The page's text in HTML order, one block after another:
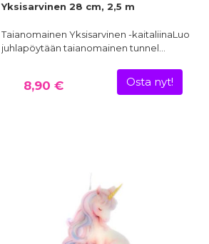
Yksisarvinen 28 cm, 2,5 m
Taianomainen Yksisarvinen -kaitaliinaLuo
juhlapöytään taianomainen tunnel…
8,90 € Osta nyt!